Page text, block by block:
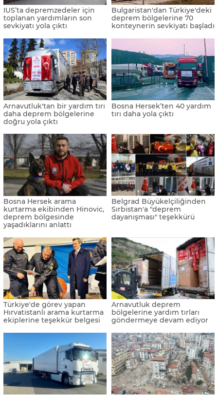
IUS’ta depremzedeler için
toplanan yardımların son
sevkiyatı yola çıktı
Bulgaristan'dan Türkiye'deki
deprem bölgelerine 70
konteynerin sevkiyatı başladı
Arnavutluk'tan bir yardım tırı
daha deprem bölgelerine
doğru yola çıktı
Bosna Hersek’ten 40 yardım
tırı daha yola çıktı
Bosna Hersek arama
kurtarma ekibinden Hinovic,
deprem bölgesinde
yaşadıklarını anlattı
Belgrad Büyükelçiliğinden
Sırbistan'a "deprem
dayanışması" teşekkürü
Türkiye'de görev yapan
Hırvatistanlı arama kurtarma
ekiplerine teşekkür belgesi
Arnavutluk deprem
bölgelerine yardım tırları
göndermeye devam ediyor